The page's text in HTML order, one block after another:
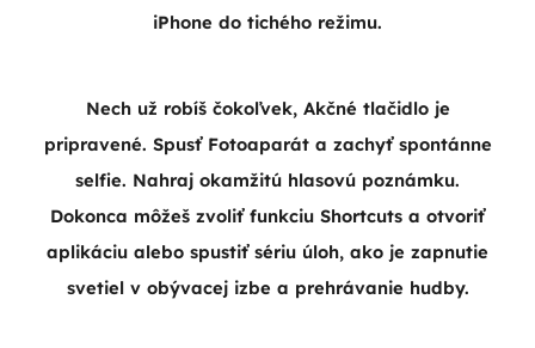
iPhone do tichého režimu.
Nech už robíš čokoľvek, Akčné tlačidlo je
pripravené. Spusť Fotoaparát a zachyť spontánne
selfie. Nahraj okamžitú hlasovú poznámku.
Dokonca môžeš zvoliť funkciu Shortcuts a otvoriť
aplikáciu alebo spustiť sériu úloh, ako je zapnutie
svetiel v obývacej izbe a prehrávanie hudby.